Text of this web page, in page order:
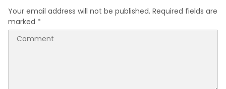
Masyarakat
Your email address will not be published. Required fields are
marked *